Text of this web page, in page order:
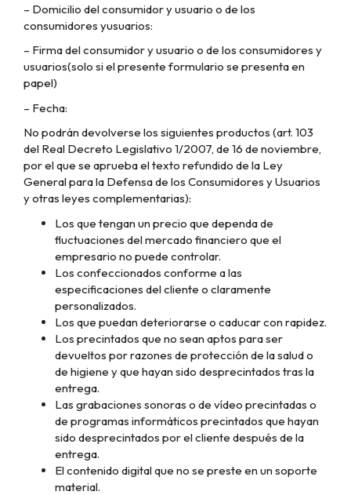
– Domicilio del consumidor y usuario o de los
consumidores yusuarios:
– Firma del consumidor y usuario o de los consumidores y
usuarios(solo si el presente formulario se presenta en
papel)
– Fecha:
No podrán devolverse los siguientes productos (art. 103
del Real Decreto Legislativo 1/2007, de 16 de noviembre,
por el que se aprueba el texto refundido de la Ley
General para la Defensa de los Consumidores y Usuarios
y otras leyes complementarias):
Los que tengan un precio que dependa de
fluctuaciones del mercado financiero que el
empresario no puede controlar.
Los confeccionados conforme a las
especificaciones del cliente o claramente
personalizados.
Los que puedan deteriorarse o caducar con rapidez.
Los precintados que no sean aptos para ser
devueltos por razones de protección de la salud o
de higiene y que hayan sido desprecintados tras la
entrega.
Las grabaciones sonoras o de vídeo precintadas o
de programas informáticos precintados que hayan
sido desprecintados por el cliente después de la
entrega.
El contenido digital que no se preste en un soporte
material.